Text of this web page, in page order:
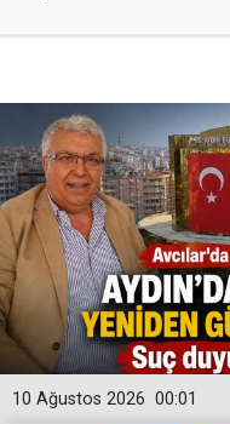
00:01
10 Ağustos 2026